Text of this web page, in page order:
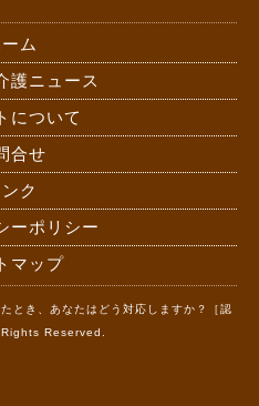
ム
護ニュース
について
合せ
ンク
ーポリシー
マップ
とき、あなたはどう対応しますか？［認
Reserved.